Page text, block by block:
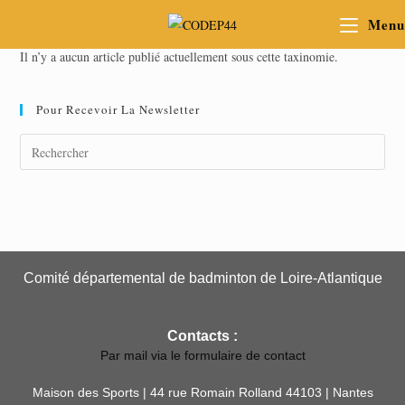
Menu
Il n’y a aucun article publié actuellement sous cette taxinomie.
Pour Recevoir La Newsletter
Comité départemental de badminton de Loire-Atlantique
Contacts :
Par mail via le formulaire de contact
Maison des Sports | 44 rue Romain Rolland 44103 | Nantes